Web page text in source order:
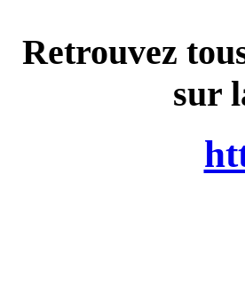
Retrouvez
sur